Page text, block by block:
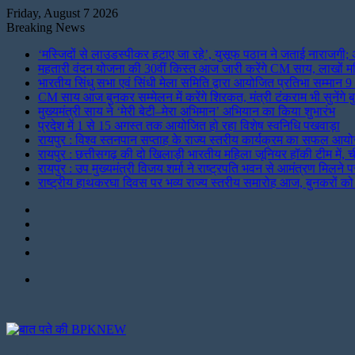
Friday, August 7 2026
Breaking News
‘मस्जिदों से लाउडस्पीकर हटाए जा रहे’, युसूफ पठान ने जताई नाराजगी;
महतारी वंदन योजना की 30वीं किस्त आज जारी करेंगे CM साय, लाखों
भारतीय सिंधु सभा एवं सिंधी मेला समिति द्वारा आयोजित प्रतिभा
CM साय आज बुनकर सम्मेलन में करेंगे शिरकत, मंत्री टंकराम भी सुनेंगे
मुख्यमंत्री साय ने ‘मेरी बेटी–मेरा अभिमान’ अभियान का किया शुभारंभ
प्रदेश में 1 से 15 अगस्त तक आयोजित हो रहा विशेष स्वनिधि पखवाड़ा
रायपुर : विश्व स्तनपान सप्ताह के राज्य स्तरीय कार्यक्रम का सफल
रायपुर : छत्तीसगढ़ की दो खिलाड़ी भारतीय महिला जूनियर हॉकी टीम में,
रायपुर : उप मुख्यमंत्री विजय शर्मा ने राष्ट्रपति भवन से आमंत्रण मिलने
राष्ट्रीय हाथकरघा दिवस पर भव्य राज्य स्तरीय समारोह आज, बुनकरों